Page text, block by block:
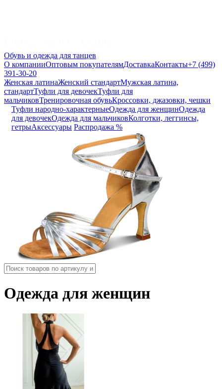
Обувь и одежда для танцев
О компанииОптовым покупателямДоставкаКонтакты+7 (499)
391-30-20
Женская латинаЖенский стандартМужская латина,
стандартТуфли для девочекТуфли для
мальчиковТренировочная обувьКроссовки, джазовки, чешки
Туфли народно-характерныеОдежда для женщинОдежда
для девочекОдежда для мальчиковКолготки, леггинсы,
гетрыАксессуары Распродажа %
Одежда для женщин